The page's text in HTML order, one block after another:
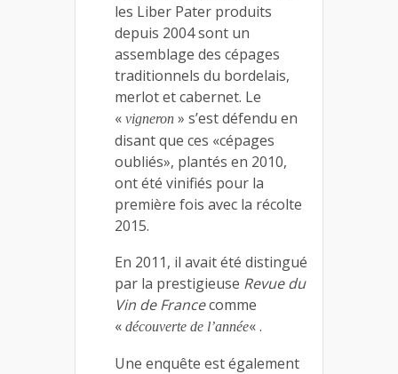
les Liber Pater produits
depuis 2004 sont un
assemblage des cépages
traditionnels du bordelais,
merlot et cabernet. Le
« vigneron » s’est défendu en
disant que ces «cépages
oubliés», plantés en 2010,
ont été vinifiés pour la
première fois avec la récolte
2015.
En 2011, il avait été distingué
par la prestigieuse Revue du
Vin de Francecomme
« découverte de l’année« .
Une enquête est également